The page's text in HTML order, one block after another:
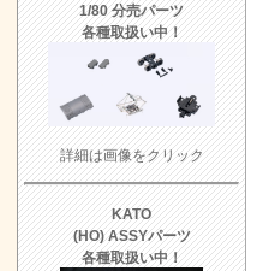
1/80 分売パーツ
各種取扱い中！
詳細は画像をクリック
KATO
(HO) ASSYパーツ
各種取扱い中！